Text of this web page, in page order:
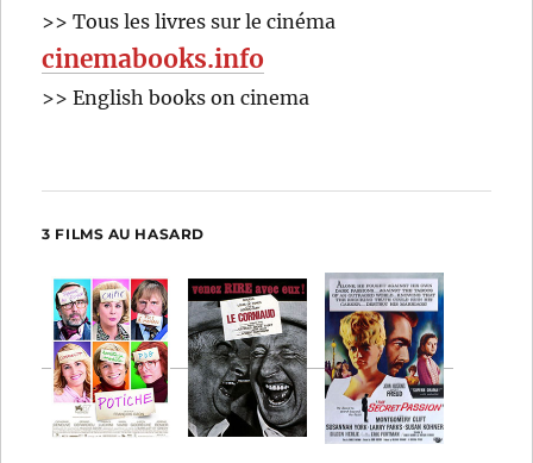
>> Tous les livres sur le cinéma
cinemabooks.info
>> English books on cinema
3 FILMS AU HASARD